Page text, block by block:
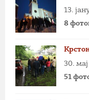
13.
8
30.
51